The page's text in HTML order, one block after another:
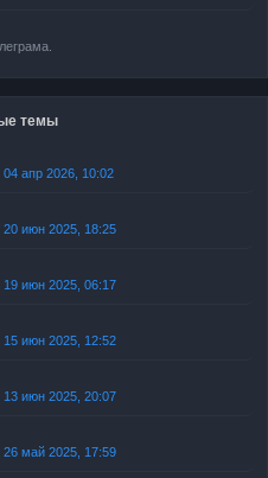
темы
04 апр 2026, 10:02
20 июн 2025, 18:25
19 июн 2025, 06:17
15 июн 2025, 12:52
13 июн 2025, 20:07
26 май 2025, 17:59